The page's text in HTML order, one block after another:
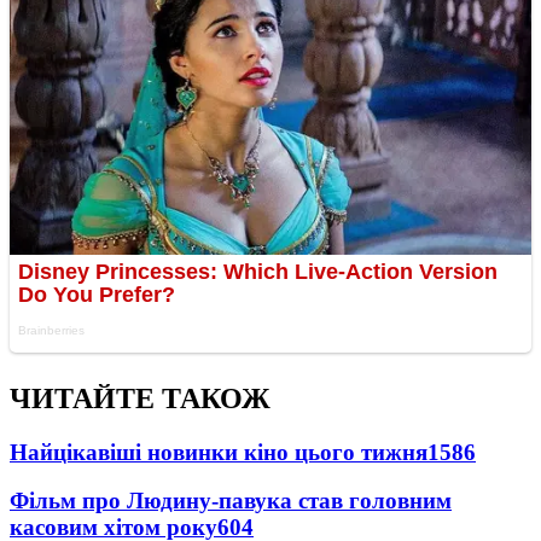
ЧИТАЙТЕ ТАКОЖ
Найцікавіші новинки кіно цього тижня1586
Фільм про Людину-павука став головним
касовим хітом року604